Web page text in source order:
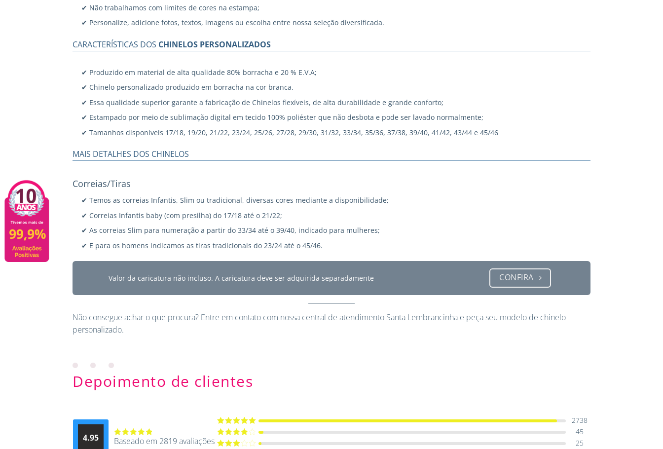
✔ Não trabalhamos com limites de cores na estampa;
✔ Personalize, adicione fotos, textos, imagens ou escolha entre nossa seleção diversificada.
CARACTERÍSTICAS DOS CHINELOS PERSONALIZADOS
✔ Produzido em material de alta qualidade 80% borracha e 20 % E.V.A;
✔ Chinelo personalizado produzido em borracha na cor branca.
✔ Essa qualidade superior garante a fabricação de Chinelos flexíveis, de alta durabilidade e grande conforto;
✔ Estampado por meio de sublimação digital em tecido 100% poliéster que não desbota e pode ser lavado normalmente;
✔ Tamanhos disponíveis 17/18, 19/20, 21/22, 23/24, 25/26, 27/28, 29/30, 31/32, 33/34, 35/36, 37/38, 39/40, 41/42, 43/44 e 45/46
MAIS DETALHES DOS CHINELOS
Correias/Tiras
✔ Temos as correias Infantis, Slim ou tradicional, diversas cores mediante a disponibilidade;
✔ Correias Infantis baby (com presilha) do 17/18 até o 21/22;
✔ As correias Slim para numeração a partir do 33/34 até o 39/40, indicado para mulheres;
✔ E para os homens indicamos as tiras tradicionais do 23/24 até o 45/46.
Valor da caricatura não incluso. A caricatura deve ser adquirida separadamente CONFIRA
Não consegue achar o que procura? Entre em contato com nossa central de atendimento Santa Lembrancinha e peça seu modelo de chinelo
personalizado.
Depoimento de clientes
4.95
Avaliação
Baseado em 2819 avaliações
Avaliação5
2738
Avaliação
45
25